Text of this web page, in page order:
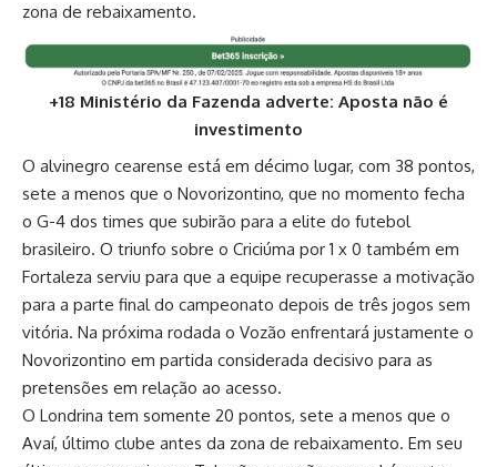
zona de rebaixamento.
+18 Ministério da Fazenda adverte: Aposta não é
investimento
O alvinegro cearense está em décimo lugar, com 38 pontos,
sete a menos que o Novorizontino, que no momento fecha
o G-4 dos times que subirão para a elite do futebol
brasileiro. O triunfo sobre o Criciúma por 1 x 0 também em
Fortaleza serviu para que a equipe recuperasse a motivação
para a parte final do campeonato depois de três jogos sem
vitória. Na próxima rodada o Vozão enfrentará justamente o
Novorizontino em partida considerada decisivo para as
pretensões em relação ao acesso.
O Londrina tem somente 20 pontos, sete a menos que o
Avaí, último clube antes da zona de rebaixamento. Em seu